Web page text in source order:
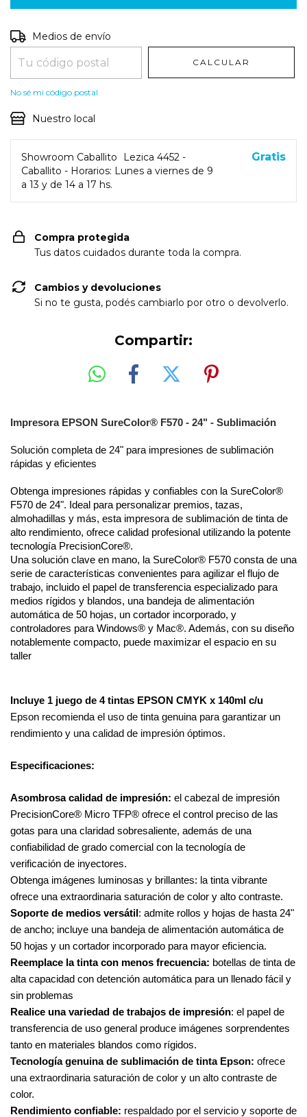
Entregas para el CP:
Medios de envío
CALCULAR
No sé mi código postal
Nuestro local
Showroom Caballito
Lezica 4452 -
Caballito - Horarios: Lunes a viernes de 9
a 13 y de 14 a 17 hs.
Gratis
Compra protegida
Tus datos cuidados durante toda la compra.
Cambios y devoluciones
Si no te gusta, podés cambiarlo por otro o devolverlo.
Compartir:
Impresora EPSON SureColor® F570 - 24" - Sublimación
Solución completa de 24" para impresiones de sublimación
rápidas y eficientes
Obtenga impresiones rápidas y confiables con la SureColor®
F570 de 24". Ideal para personalizar premios, tazas,
almohadillas y más, esta impresora de sublimación de tinta de
alto rendimiento, ofrece calidad profesional utilizando la potente
tecnología PrecisionCore®.
Una solución clave en mano, la SureColor® F570 consta de una
serie de características convenientes para agilizar el flujo de
trabajo, incluido el papel de transferencia especializado para
medios rígidos y blandos, una bandeja de alimentación
automática de 50 hojas, un cortador incorporado, y
controladores para Windows® y Mac®. Además, con su diseño
notablemente compacto, puede maximizar el espacio en su
taller
Incluye 1 juego de 4 tintas EPSON CMYK x 140ml c/u
Epson recomienda el uso de tinta genuina para garantizar un
rendimiento y una calidad de impresión óptimos.
Especificaciones:
Asombrosa calidad de impresión: el cabezal de impresión
PrecisionCore® Micro TFP® ofrece el control preciso de las
gotas para una claridad sobresaliente, además de una
confiabilidad de grado comercial con la tecnología de
verificación de inyectores.
Obtenga imágenes luminosas y brillantes: la tinta vibrante
ofrece una extraordinaria saturación de color y alto contraste.
Soporte de medios versátil : admite rollos y hojas de hasta 24"
de ancho; incluye una bandeja de alimentación automática de
50 hojas y un cortador incorporado para mayor eficiencia.
Reemplace la tinta con menos frecuencia: botellas de tinta de
alta capacidad con detención automática para un llenado fácil y
sin problemas
Realice una variedad de trabajos de impresión: el papel de
transferencia de uso general produce imágenes sorprendentes
tanto en materiales blandos como rígidos.
Tecnología genuina de sublimación de tinta Epson: ofrece
una extraordinaria saturación de color y un alto contraste de
color.
Rendimiento confiable: respaldado por el servicio y soporte de